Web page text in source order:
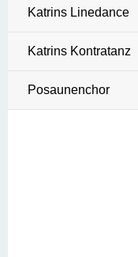
Katrins Linedance
Katrins Kontratanz
Posaunenchor